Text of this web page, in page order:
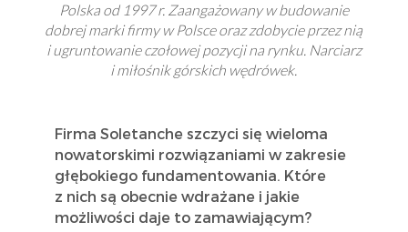
Polska od 1997 r. Zaangażowany w budowanie
dobrej marki firmy w Polsce oraz zdobycie przez nią
i ugruntowanie czołowej pozycji na rynku. Narciarz
i miłośnik górskich wędrówek.
Firma Soletanche szczyci się wieloma
nowatorskimi rozwiązaniami w zakresie
głębokiego fundamentowania. Które
z nich są obecnie wdrażane i jakie
możliwości daje to zamawiającym?